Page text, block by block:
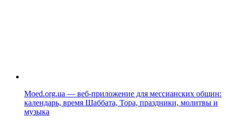
Moed.org.ua — веб-приложение для мессианских общин:
календарь, время Шаббата, Тора, праздники, молитвы и
музыка